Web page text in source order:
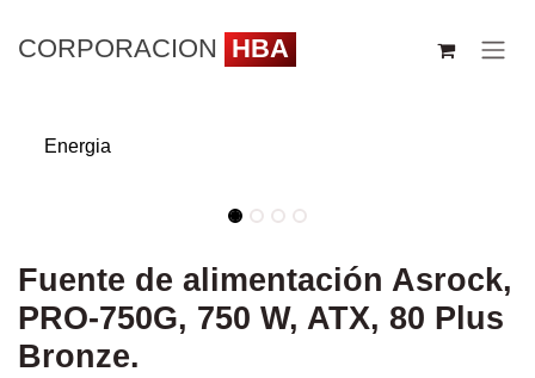
CORPORACION HBA
Energia